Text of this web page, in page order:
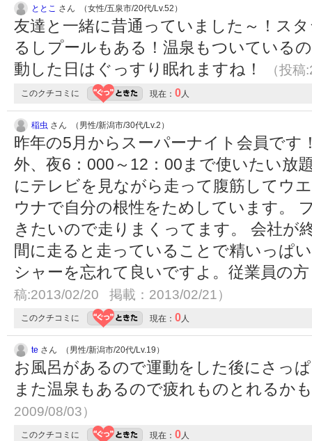
ととこ さん （女性/五泉市/20代/Lv.52）
友達と一緒に昔通っていました～！ス
るしプールもある！温泉もついている
動した日はぐっすり眠れますね！
（投
このクチコミに 現在： 0人
稲虫 さん （男性/新潟市/30代/Lv.2）
昨年の5月からスーパーナイト会員です
外、夜6：000～12：00まで使いたい放
にテレビを見ながら走って腹筋してウ
ウナで自分の根性をためしています。
きたいので走りまくってます。 会社が
間に走ると走っていることで精いっぱ
シャーを忘れて良いですよ。従業員の
稿:2013/02/20 掲載：2013/02/21）
このクチコミに 現在： 0人
te さん （男性/新潟市/20代/Lv.19）
お風呂があるので運動をした後にさっ
また温泉もあるので疲れものとれるか
2009/08/03）
このクチコミに 現在： 0人